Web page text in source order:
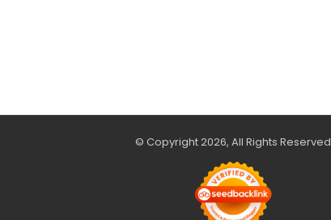
© Copyright 2026, All Rights Reserved